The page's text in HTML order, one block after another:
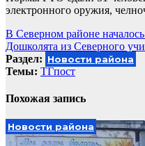
электронного оружия,
Навигация
по
записям
В Северном районе
Дошколята из Северного
Раздел: Новости района
Темы: ТГпост
Похожая запись
Новости района